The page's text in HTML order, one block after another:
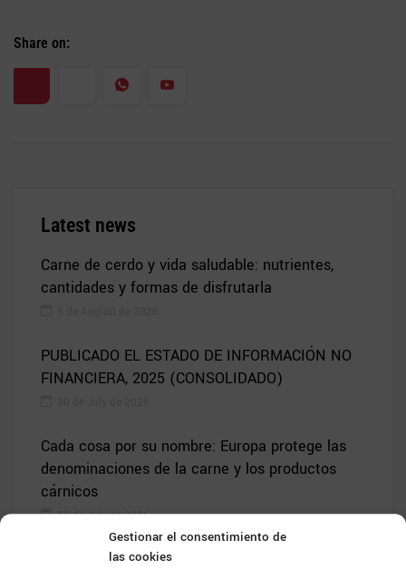
Gestionar el consentimiento de
las cookies
Share on:
Latest news
Carne de cerdo y vida saludable: nutrientes,
cantidades y formas de disfrutarla
PUBLICADO EL ESTADO DE INFORMACIÓN NO
FINANCIERA, 2025 (CONSOLIDADO)
Cada cosa por su nombre: Europa protege las
denominaciones de la carne y los productos
cárnicos
30 de July de 2026